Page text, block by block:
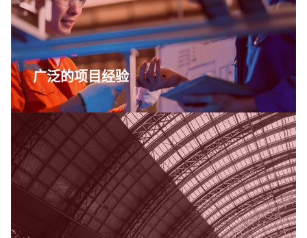
广泛的项目经验